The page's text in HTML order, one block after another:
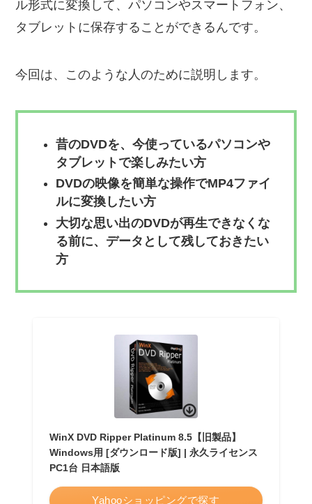
ル形式に変換して、パソコンやスマートフォン、
タブレットに保存することができるんです。
今回は、このような人のために説明します。
昔のDVDを、今使っているパソコンや
タブレットで楽しみたい方
DVDの映像を簡単な操作でMP4ファイ
ルに変換したい方
大切な思い出のDVDが再生できなくな
る前に、データとして残しておきたい
方
WinX DVD Ripper Platinum 8.5【旧製品】
Windows用 [ダウンロード版] | 永久ライセンス
PC1台 日本語版
Yahooショッピングで探す